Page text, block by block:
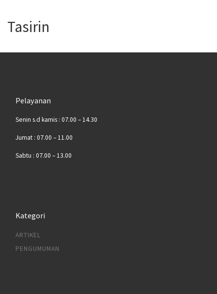
Tasirin
Pelayanan
Senin s.d kamis : 07.00 – 14.30
Jumat : 07.00 – 11.00
Sabtu : 07.00 – 13.00
Kategori
ARTIKEL
PENGUMUMAN